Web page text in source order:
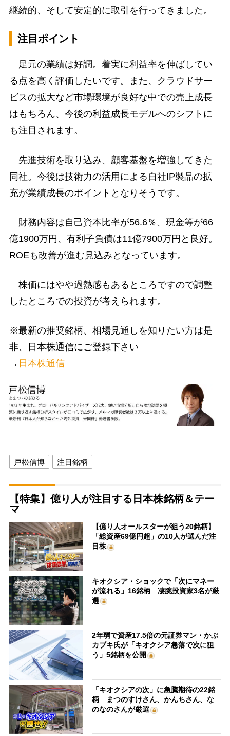
継続的、そして安定的に取引を行ってきました。
注目ポイント
足元の業績は好調。着実に利益率を伸ばしてい
る点を高く評価したいです。また、クラウドサー
ビスの拡大など市場環境が良好な中での売上成長
はもちろん、今後の利益成長モデルへのシフトに
も注目されます。
先進技術を取り込み、顧客基盤を増強してきた
同社。今後は技術力の活用による自社IP製品の拡
充が業績成長のポイントとなりそうです。
財務内容は自己資本比率が56.6％、現金等が66
億1900万円、有利子負債は11億7900万円と良好。
ROEも改善が進む見込みとなっています。
株価にはやや過熱感もあるところですので調整
したところでの投資が考えられます。
※最新の推奨銘柄、相場見通しを知りたい方は是
非、日本株通信にご登録下さい
→ 日本株通信
戸松信博 注目銘柄
【特集】億り人が注目する日本株銘柄＆テー
マ
【億り人オールスターが狙う20銘柄】
「総資産69億円超」の10人が選んだ注
目株
キオクシア・ショックで「次にマネー
が流れる」16銘柄 凄腕投資家3名が厳
選
2年弱で資産17.5倍の元証券マン・かぶ
カブキ氏が「キオクシア急落で次に狙
う」5銘柄を公開
「キオクシアの次」に急騰期待の22銘
柄 まつのすけさん、かんちさん、な
のなのさんが厳選